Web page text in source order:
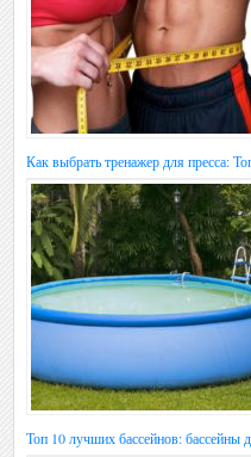
Как выбрать тренажер для пресса:
Топ 10 лучших бассейнов: